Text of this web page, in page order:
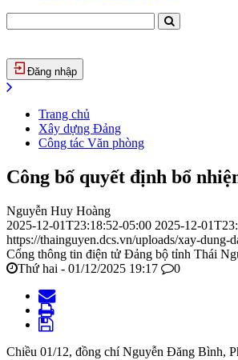
Đăng nhập
Trang chủ
Xây dựng Đảng
Công tác Văn phòng
Công bố quyết định bổ
Nguyễn Huy Hoàng
2025-12-01T23:18:52-05:00 2025-12-
https://thainguyen.dcs.vn/uploads/xay-dung-
Cổng thông tin điện tử Đảng bộ tỉnh Thái
Thứ hai - 01/12/2025 19:17
0
Chiều 01/12, đồng chí Nguyễn Đăng Bình,